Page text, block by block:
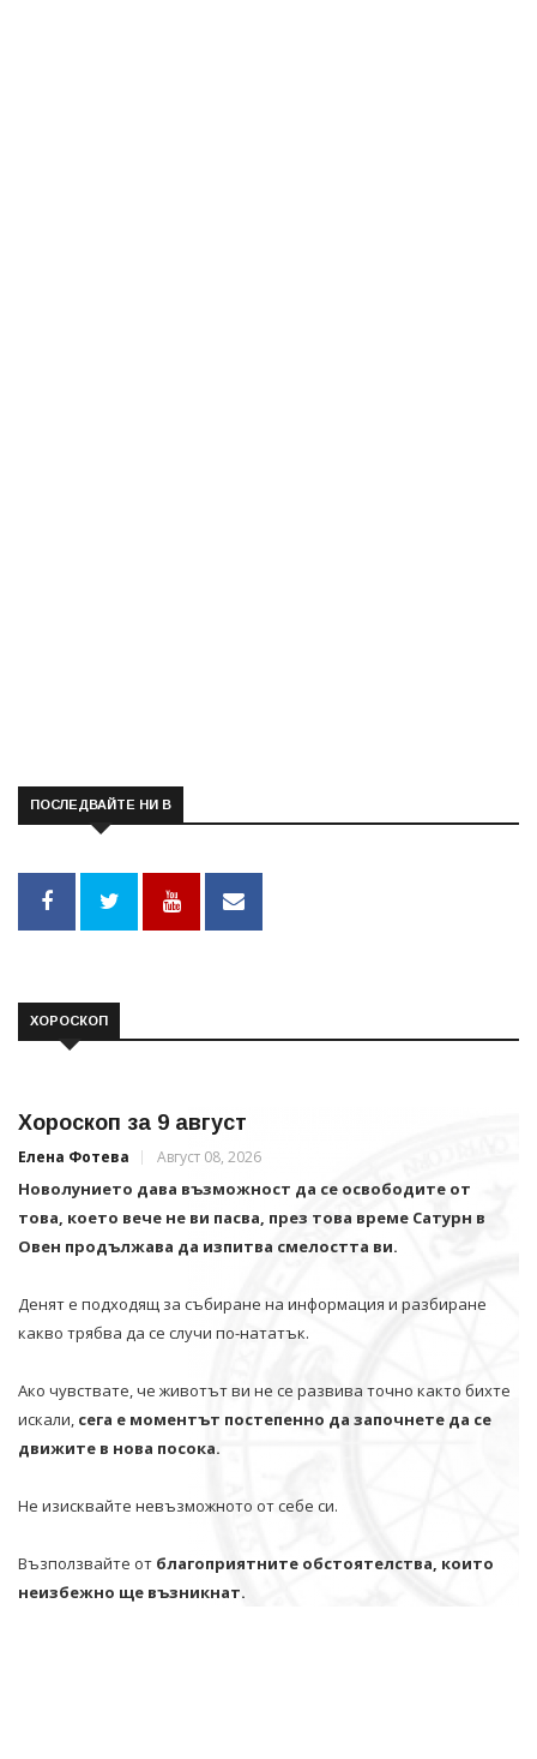
ПОСЛЕДВАЙТЕ НИ В
ХОРОСКОП
Хороскоп за 9 август
Елена Фотева Август 08, 2026
Новолунието дава възможност да се освободите от
това, което вече не ви пасва, през това време Сатурн в
Овен продължава да изпитва смелостта ви.
Денят е подходящ за събиране на информация и разбиране
какво трябва да се случи по-нататък.
Ако чувствате, че животът ви не се развива точно както бихте
искали, сега е моментът постепенно да започнете да се
движите в нова посока.
Не изисквайте невъзможното от себе си.
Възползвайте от благоприятните обстоятелства, които
неизбежно ще възникнат.